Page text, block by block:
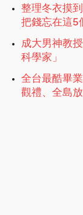
整理冬衣摸
把錢忘在這5
成大男神教
科學家」
全台最酷畢
觀禮、全島